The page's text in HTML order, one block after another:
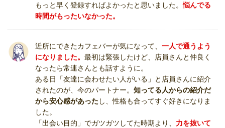
もっと早く登録すればよかったと思いました。悩んでる
時間がもったいなかった。
近所にできたカフェバーが気になって、 一人で通うよう
になりました。 最初は緊張したけど、店員さんと仲良く
なったら常連さんとも話すように。
ある日「友達に会わせたい人がいる」と店員さんに紹介
されたのが、今のパートナー。 知ってる人からの紹介だ
から安心感があった し、性格も合ってすぐ好きになりま
した。
「出会い目的」でガツガツしてた時期より、 力を抜いて